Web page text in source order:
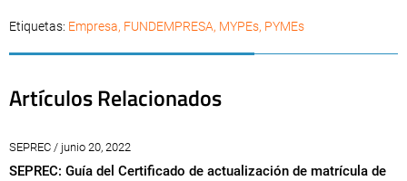
Etiquetas: Empresa, FUNDEMPRESA, MYPEs, PYMEs
Artículos Relacionados
SEPREC / junio 20, 2022
SEPREC: Guía del Certificado de actualización de matrícula de